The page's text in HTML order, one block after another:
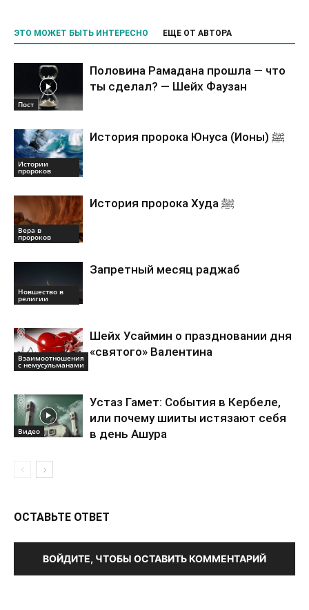
ЭТО МОЖЕТ БЫТЬ ИНТЕРЕСНО ЕЩЕ ОТ АВТОРА
Пост
Половина Рамадана прошла — что
ты сделал? — Шейх Фаузан
Истории
пророков
История пророка Юнуса (Ионы) ﷺ
Вера в
пророков
История пророка Худа ﷺ
Новшество в
религии
Запретный месяц раджаб
Взаимоотношения
с немусульманами
Шейх Усаймин о праздновании дня
«святого» Валентина
Видео
Устаз Гамет: События в Кербеле,
или почему шииты истязают себя
в день Ашура
ОСТАВЬТЕ ОТВЕТ
ВОЙДИТЕ, ЧТОБЫ ОСТАВИТЬ КОММЕНТАРИЙ